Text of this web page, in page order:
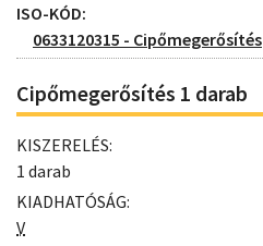
ISO-KÓD:
0633120315 - Cipőmegerősítés
Cipőmegerősítés 1 darab
KISZERELÉS:
1 darab
KIADHATÓSÁG:
V